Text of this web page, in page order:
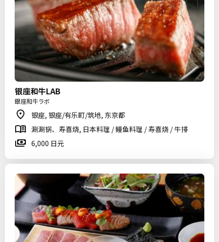
银座和牛LAB
銀座和牛ラボ
银座, 银座/有乐町/筑地, 东京都
涮涮锅、寿喜烧, 日本料理 / 鳗鱼料理 / 寿喜烧 / 牛排
6,000 日元